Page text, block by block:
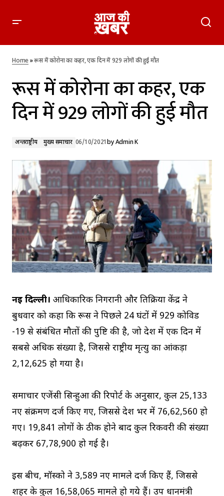
रूस में कोरोना का कहर, एक दिन में 929 लोगों की हुई मौत
Home»रूस में कोरोना का कहर, एक दिन में 929 लोगों की हुई मौत
रूस में कोरोना का कहर, एक
दिन में 929 लोगों की हुई मौत
अन्तर्राष्ट्रीय मुख्य समाचार 06/10/2021by Admin K
नई दिल्ली। आधिकारिक निगरानी और प्रतिक्रिया केंद्र ने
बुधवार को कहा कि रूस ने पिछले 24 घंटों में 929 कोविड
-19 से संबंधित मौतों की पुष्टि की है, जो देश में एक दिन में
सबसे अधिक संख्या है, जिससे राष्ट्रीय मृत्यु का आंकड़ा
2,12,625 हो गया है।
समाचार एजेंसी सिन्हुआ की रिपोर्ट के अनुसार, कुल 25,133
नए संक्रमण दर्ज किए गए, जिससे देश भर में 76,62,560 हो
गए। 19,841 लोगों के ठीक होने बाद कुल रिकवरी की संख्या
बढ़कर 67,78,900 हो गई है।
इस बीच, मॉस्को ने 3,589 नए मामले दर्ज किए हैं, जिससे
शहर के कुल 16,58,065 मामले हो गये हैं। उप प्रधानमंत्री